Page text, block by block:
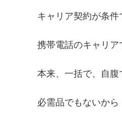
キャリア契約が条
携帯電話のキャリ
本来、一括で、自
必需品でもないから